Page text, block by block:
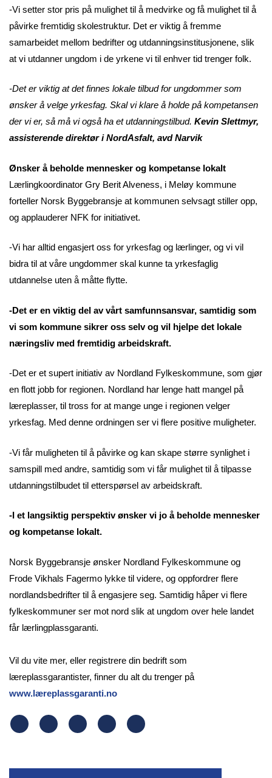
-Vi setter stor pris på mulighet til å medvirke og få mulighet til å
påvirke fremtidig skolestruktur. Det er viktig å fremme
samarbeidet mellom bedrifter og utdanningsinstitusjonene, slik
at vi utdanner ungdom i de yrkene vi til enhver tid trenger folk.
-Det er viktig at det finnes lokale tilbud for ungdommer som
ønsker å velge yrkesfag. Skal vi klare å holde på kompetansen
der vi er, så må vi også ha et utdanningstilbud. Kevin Slettmyr,
assisterende direktør i NordAsfalt, avd Narvik
Ønsker å beholde mennesker og kompetanse lokalt
Lærlingkoordinator Gry Berit Alveness, i Meløy kommune
forteller Norsk Byggebransje at kommunen selvsagt stiller opp,
og applauderer NFK for initiativet.
-Vi har alltid engasjert oss for yrkesfag og lærlinger, og vi vil
bidra til at våre ungdommer skal kunne ta yrkesfaglig
utdannelse uten å måtte flytte.
-Det er en viktig del av vårt samfunnsansvar, samtidig som
vi som kommune sikrer oss selv og vil hjelpe det lokale
næringsliv med fremtidig arbeidskraft.
-Det er et supert initiativ av Nordland Fylkeskommune, som gjør
en flott jobb for regionen. Nordland har lenge hatt mangel på
læreplasser, til tross for at mange unge i regionen velger
yrkesfag. Med denne ordningen ser vi flere positive muligheter.
-Vi får muligheten til å påvirke og kan skape større synlighet i
samspill med andre, samtidig som vi får mulighet til å tilpasse
utdanningstilbudet til etterspørsel av arbeidskraft.
-I et langsiktig perspektiv ønsker vi jo å beholde mennesker
og kompetanse lokalt.
Norsk Byggebransje ønsker Nordland Fylkeskommune og
Frode Vikhals Fagermo lykke til videre, og oppfordrer flere
nordlandsbedrifter til å engasjere seg. Samtidig håper vi flere
fylkeskommuner ser mot nord slik at ungdom over hele landet
får lærlingplassgaranti.
Vil du vite mer, eller registrere din bedrift som
læreplassgarantister, finner du alt du trenger på
www.læreplassgaranti.no